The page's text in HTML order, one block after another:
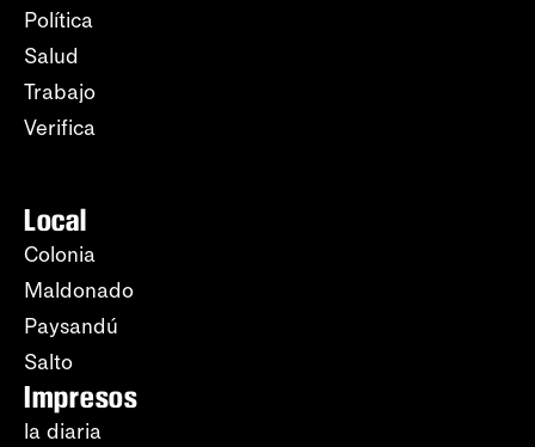
Política
Salud
Trabajo
Verifica
Local
Colonia
Maldonado
Paysandú
Salto
Impresos
la diaria